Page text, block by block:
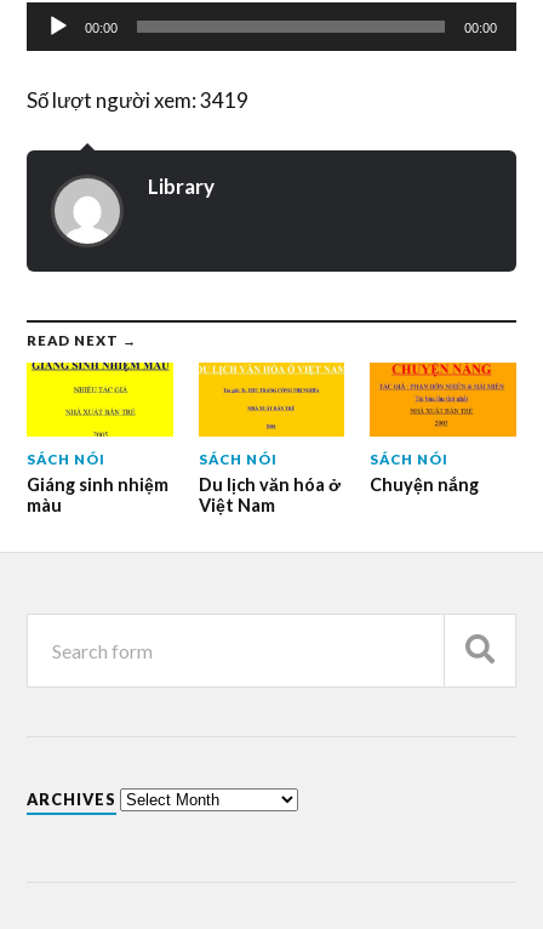
Audio
Player
00:00 00:00
Số lượt người xem: 3419
Library
READ NEXT →
SÁCH NÓI
Giáng sinh nhiệm
màu
SÁCH NÓI
Du lịch văn hóa ở
Việt Nam
SÁCH NÓI
Chuyện nắng
ARCHIVES